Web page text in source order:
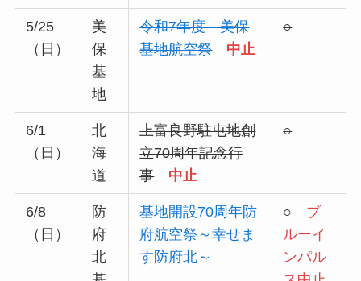
5/25
（日）
美
保
基
地
令和7年度 美保
基地航空祭
中止
○
6/1
（日）
北
海
道
上富良野駐屯地創
立70周年記念行
事
中止
○
6/8
（日）
防
府
北
基地開設70周年防
府航空祭～幸せま
す防府北～
○
ブ
ルーイ
ンパル